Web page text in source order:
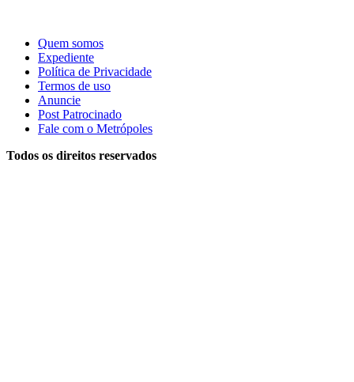
Quem somos
Expediente
Política de Privacidade
Termos de uso
Anuncie
Post Patrocinado
Fale com o Metrópoles
Todos os direitos reservados